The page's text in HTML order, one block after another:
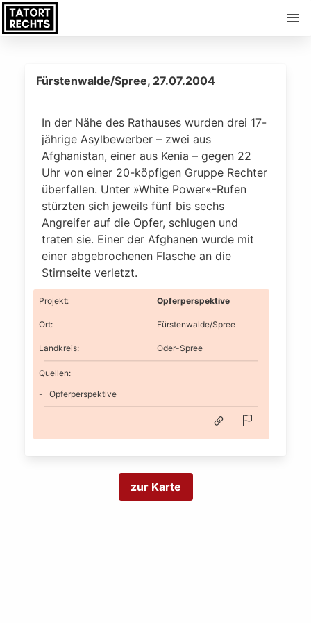
Fürstenwalde/Spree, 27.07.2004
In der Nähe des Rathauses wurden drei 17-
jährige Asylbewerber – zwei aus
Afghanistan, einer aus Kenia – gegen 22
Uhr von einer 20-köpfigen Gruppe Rechter
überfallen. Unter »White Power«-Rufen
stürzten sich jeweils fünf bis sechs
Angreifer auf die Opfer, schlugen und
traten sie. Einer der Afghanen wurde mit
einer abgebrochenen Flasche an die
Stirnseite verletzt.
Projekt: Opferperspektive
Ort: Fürstenwalde/Spree
Landkreis: Oder-Spree
Quellen:
Opferperspektive
zur Karte